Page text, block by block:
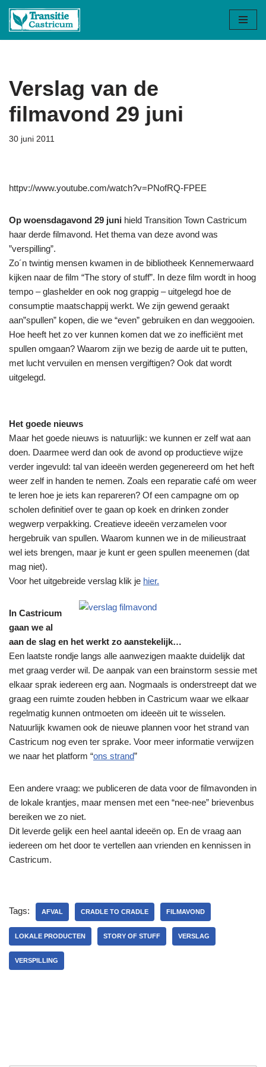
Ga
Verslag van de
filmavond 29 juni
30 juni 2011
httpv://www.youtube.com/watch?v=PNofRQ-FPEE
Op woensdagavond 29 juni hield Transition Town Castricum
haar derde filmavond. Het thema van deze avond was
”verspilling”.
Zo´n twintig mensen kwamen in de bibliotheek Kennemerwaard
kijken naar de film “The story of stuff”. In deze film wordt in hoog
tempo – glashelder en ook nog grappig – uitgelegd hoe de
consumptie maatschappij werkt. We zijn gewend geraakt
aan”spullen” kopen, die we “even” gebruiken en dan weggooien.
Hoe heeft het zo ver kunnen komen dat we zo inefficiënt met
spullen omgaan? Waarom zijn we bezig de aarde uit te putten,
met lucht vervuilen en mensen vergiftigen? Ook dat wordt
uitgelegd.
Het goede nieuws
Maar het goede nieuws is natuurlijk: we kunnen er zelf wat aan
doen. Daarmee werd dan ook de avond op productieve wijze
verder ingevuld: tal van ideeën werden gegenereerd om het heft
weer zelf in handen te nemen. Zoals een reparatie café om weer
te leren hoe je iets kan repareren? Of een campagne om op
scholen definitief over te gaan op koek en drinken zonder
wegwerp verpakking. Creatieve ideeën verzamelen voor
hergebruik van spullen. Waarom kunnen we in de milieustraat
wel iets brengen, maar je kunt er geen spullen meenemen (dat
mag niet).
Voor het uitgebreide verslag klik je hier.
In Castricum
gaan we al
aan de slag en het werkt zo aanstekelijk…
Een laatste rondje langs alle aanwezigen maakte duidelijk dat
met graag verder wil. De aanpak van een brainstorm sessie met
elkaar sprak iedereen erg aan. Nogmaals is onderstreept dat we
graag een ruimte zouden hebben in Castricum waar we elkaar
regelmatig kunnen ontmoeten om ideeën uit te wisselen.
Natuurlijk kwamen ook de nieuwe plannen voor het strand van
Castricum nog even ter sprake. Voor meer informatie verwijzen
we naar het platform “ons strand”
Een andere vraag: we publiceren de data voor de filmavonden in
de lokale krantjes, maar mensen met een “nee-nee” brievenbus
bereiken we zo niet.
Dit leverde gelijk een heel aantal ideeën op. En de vraag aan
iedereen om het door te vertellen aan vrienden en kennissen in
Castricum.
Tags: AFVAL CRADLE TO CRADLE FILMAVOND
LOKALE PRODUCTEN STORY OF STUFF VERSLAG
VERSPILLING